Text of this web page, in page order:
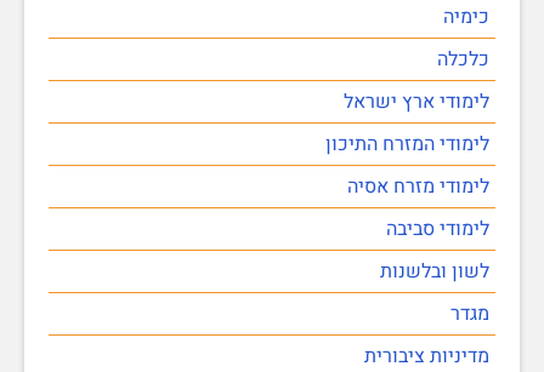
כימיה
כלכלה
לימודי ארץ ישראל
לימודי המזרח התיכון
לימודי מזרח אסיה
לימודי סביבה
לשון ובלשנות
מגדר
מדיניות ציבורית